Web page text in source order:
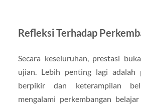
Refleksi Terhadap
Secara keseluruhan, prestasi
ujian. Lebih penting lagi adalah
berpikir dan keterampilan
mengalami perkembangan